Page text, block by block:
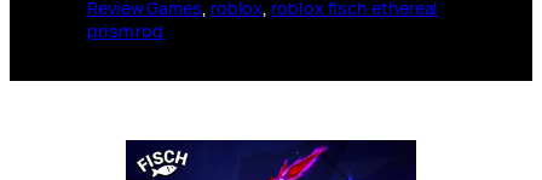
Review Games, roblox, roblox fisch ethereal
prism rod